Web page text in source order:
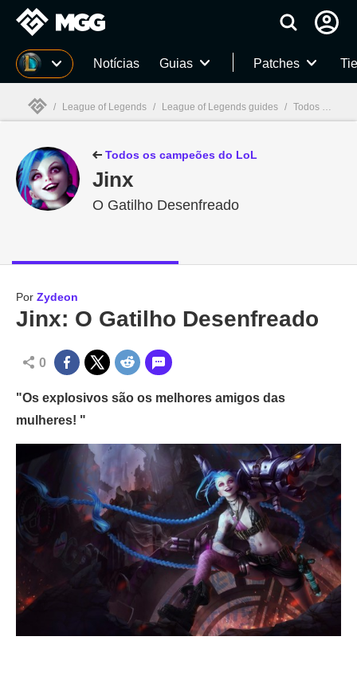
Millenium Notícias Guias Patches
Millenium
/ League of Legends / League of Legends guides / Todos os campeões de LoL: habilidades, skins, história e mais
Todos os campeões do LoL
Jinx
O Gatilho Desenfreado
Por Zydeon
Jinx: O Gatilho Desenfreado
0
"Os explosivos são os melhores amigos das
mulheres! "